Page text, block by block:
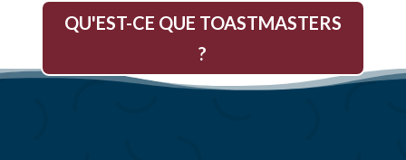
QU'EST-CE QUE TOASTMASTERS
?